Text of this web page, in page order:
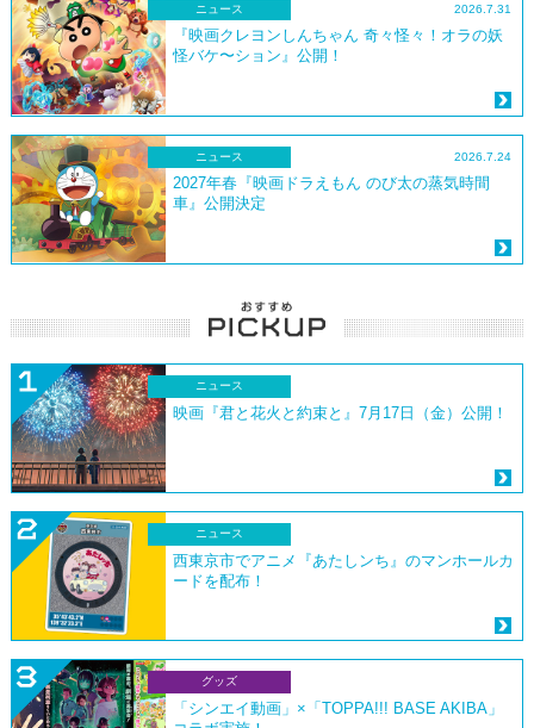
ニュース 2026.7.31
『映画クレヨンしんちゃん 奇々怪々！オラの妖
怪バケ〜ション』公開！
ニュース 2026.7.24
2027年春『映画ドラえもん のび太の蒸気時間
車』公開決定
ニュース
映画『君と花火と約束と』7月17日（金）公開！
ニュース
西東京市でアニメ『あたしンち』のマンホールカ
ードを配布！
グッズ
「シンエイ動画」×「TOPPA!!! BASE AKIBA」